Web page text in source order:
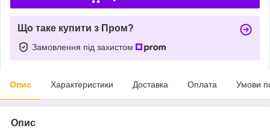
Що таке купити з Пром?
Замовлення під захистом
Опис Характеристики Доставка Оплата Умови
Опис